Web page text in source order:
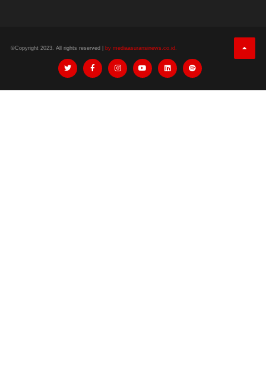
©Copyright 2023. All rights reserved | by mediaasuransinews.co.id.